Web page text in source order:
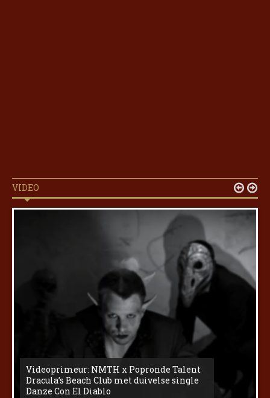
VIDEO
Videoprimeur: NMTH x Popronde Talent
Dracula’s Beach Club met duivelse single
Danze Con El Diablo
 